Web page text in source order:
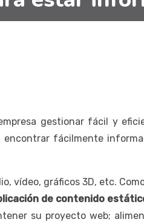
gestionar fácil y
fácilmente
vídeo, gráficos 3D, etc.
de contenido
su proyecto web;